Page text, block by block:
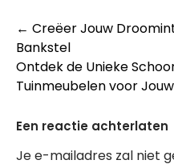
← Creëer Jouw
Bankstel
Ontdek de Unieke
Tuinmeubelen voor
Een reactie achterlaten
Je e-mailadres zal niet